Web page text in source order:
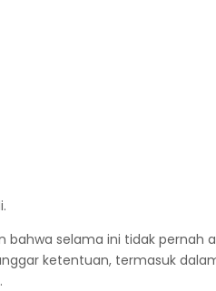
bahwa selama ini tidak pernah
ketentuan, termasuk